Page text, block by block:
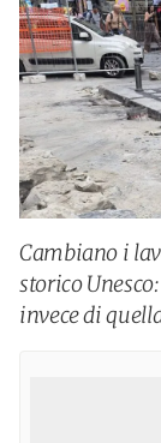
Cambiano i
storico
invece di